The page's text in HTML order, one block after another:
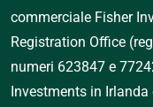
commerciale Fisher
Registration Office
numeri 623847 e
Investments in Irlanda